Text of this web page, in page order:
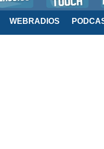
WEBRADIOS